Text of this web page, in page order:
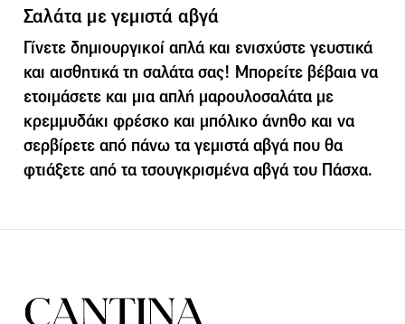
Σαλάτα με γεμιστά αβγά
Γίνετε δημιουργικοί απλά και ενισχύστε γευστικά
και αισθητικά τη σαλάτα σας! Μπορείτε βέβαια να
ετοιμάσετε και μια απλή μαρουλοσαλάτα με
κρεμμυδάκι φρέσκο και μπόλικο άνηθο και να
σερβίρετε από πάνω τα γεμιστά αβγά που θα
φτιάξετε από τα τσουγκρισμένα αβγά του Πάσχα.